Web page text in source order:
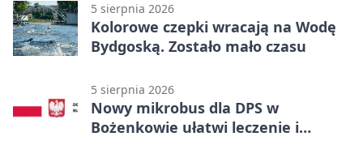
5 sierpnia 2026
Kolorowe czepki wracają na Wodę
Bydgoską. Zostało mało czasu
5 sierpnia 2026
Nowy mikrobus dla DPS w
Bożenkowie ułatwi leczenie i